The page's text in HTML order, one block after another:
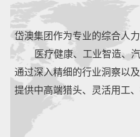
岱澳集团作为专业的综合人
医疗健康、工业智造、
通过深入精细的行业洞察以
提供中高端猎头、灵活用工